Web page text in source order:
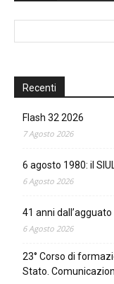
Recenti
Flash 32 2026
7 Agosto 2026
6 agosto 1980: il
6 Agosto 2026
41 anni
6 Agosto 2026
23° Corso di
Stato.